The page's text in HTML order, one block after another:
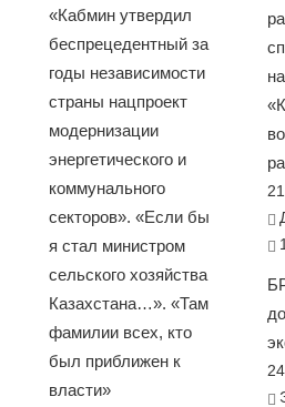
«Кабмин утвердил
беспрецедентный за
годы независимости
страны нацпроект
модернизации
энергетического и
коммунального
секторов». «Если бы
я стал министром
сельского хозяйства
Казахстана…». «Там
фамилии всех, кто
был приближен к
власти»